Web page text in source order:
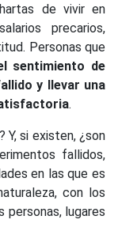
de vivir en
precarios,
Personas que
sentimiento de
y llevar una
.
Y, si existen, ¿son
fallidos,
en las que es
con los
personas, lugares